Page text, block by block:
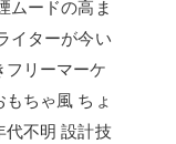
ムードの高ま
イターが今い
リーマーケ
ちゃ風 ちょ
代不明 設計技